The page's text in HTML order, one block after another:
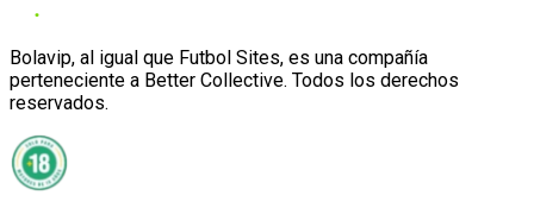
Bolavip, al igual que Futbol Sites, es una compañía
perteneciente a Better Collective. Todos los derechos
reservados.